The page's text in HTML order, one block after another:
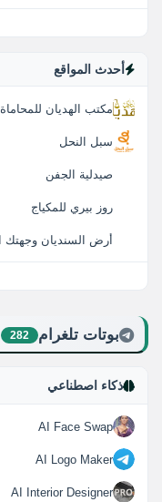
أحدث المواقع
مكتب الهديان للمحاماة
سبل النحل
صيدلية الجفن
روز بيري للمكياج
بوتات تلغرام 282
ذكاء اصطناعي
AI Face Swap
AI Logo Maker
AI Interior Designer